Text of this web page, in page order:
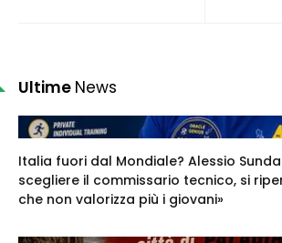
Ultime News
Italia fuori dal Mondiale? Alessio
scegliere il commissario tecnico, si
che non valorizza più i giovani»